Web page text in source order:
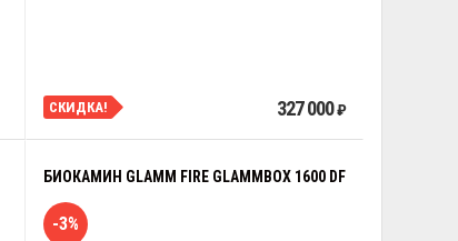
СКИДКА! 327 000₽
БИОКАМИН GLAMM FIRE GLAMMBOX 1600 DF
-3%